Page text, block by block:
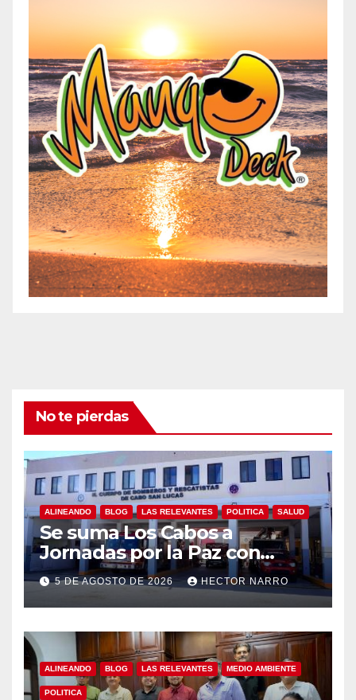
No te pierdas
ALINEANDO BLOG LAS RELEVANTES POLITICA SALUD
Se suma Los Cabos a
Jornadas por la Paz con
capacitación en primeros
auxilios para jóvenes
5 DE AGOSTO DE 2026 HECTOR NARRO
ALINEANDO BLOG LAS RELEVANTES MEDIO AMBIENTE
POLITICA